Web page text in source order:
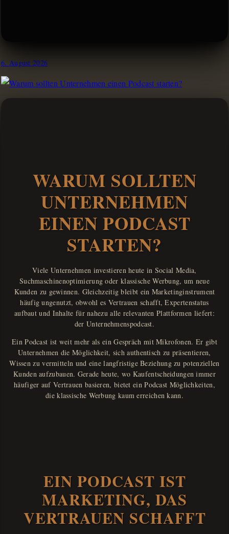
6. August 2026
WARUM SOLLTEN
UNTERNEHMEN
EINEN PODCAST
STARTEN?
Viele Unternehmen investieren heute in Social Media,
Suchmaschinenoptimierung oder klassische Werbung, um neue
Kunden zu gewinnen. Gleichzeitig bleibt ein Marketinginstrument
häufig ungenutzt, obwohl es Vertrauen schafft, Expertenstatus
aufbaut und Inhalte für nahezu alle relevanten Plattformen liefert:
der Unternehmenspodcast.
Ein Podcast ist weit mehr als ein Gespräch mit Mikrofonen. Er gibt
Unternehmen die Möglichkeit, sich authentisch zu präsentieren,
Wissen zu vermitteln und eine langfristige Beziehung zu potenziellen
Kunden aufzubauen. Gerade heute, wo Kaufentscheidungen immer
häufiger auf Vertrauen basieren, bietet ein Podcast Möglichkeiten,
die klassische Werbung kaum erreichen kann.
EIN PODCAST IST
MARKETING, DAS
VERTRAUEN SCHAFFT